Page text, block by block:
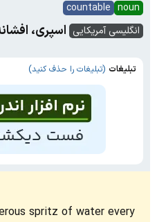
noun
countable
انگلیسی آمریکایی اسپری،
تبلیغات (تبلیغات را حذف کنید)
spritz of water every